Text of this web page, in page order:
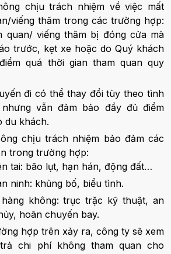
chịu trách nhiệm về việc mất
viếng thăm trong các trường hợp:
quan/ viếng thăm bị đóng cửa mà
trước, kẹt xe hoặc do Quý khách
quá thời gian tham quan quy
đi có thể thay đổi tùy theo tình
vẫn đảm bảo đầy đủ điểm
du khách.
chịu trách nhiệm bảo đảm các
trong trường hợp:
tai: bão lụt, hạn hán, động đất…
ninh: khủng bố, biểu tình.
không: trục trặc kỹ thuật, an
hoãn chuyến bay.
hợp trên xảy ra, công ty sẽ xem
chi phí không tham quan cho